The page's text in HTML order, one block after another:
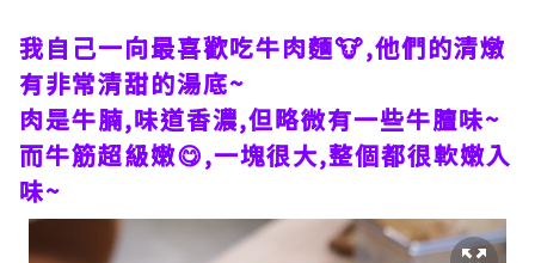
我自己一向最喜歡吃牛肉麵🐮,他們的清燉
有非常清甜的湯底~
肉是牛腩,味道香濃,但略微有一些牛膻味~
而牛筋超級嫩😋,一塊很大,整個都很軟嫩入
味~